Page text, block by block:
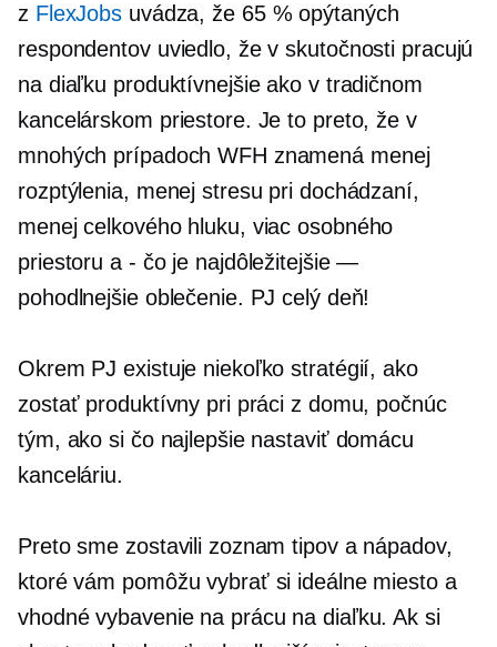
z FlexJobs uvádza, že 65 % opýtaných
respondentov uviedlo, že v skutočnosti pracujú
na diaľku produktívnejšie ako v tradičnom
kancelárskom priestore. Je to preto, že v
mnohých prípadoch WFH znamená menej
rozptýlenia, menej stresu pri dochádzaní,
menej celkového hluku, viac osobného
priestoru a - čo je najdôležitejšie —
pohodlnejšie oblečenie. PJ celý deň!
Okrem PJ existuje niekoľko stratégií, ako
zostať produktívny pri práci z domu, počnúc
tým, ako si čo najlepšie nastaviť domácu
kanceláriu.
Preto sme zostavili zoznam tipov a nápadov,
ktoré vám pomôžu vybrať si ideálne miesto a
vhodné vybavenie na prácu na diaľku. Ak si